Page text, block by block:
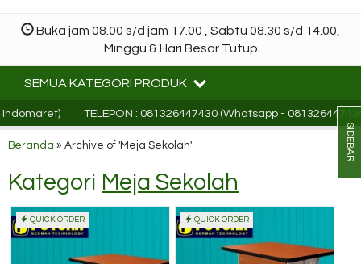
Buka jam 08.00 s/d jam 17.00 , Sabtu 08.30 s/d 14.00,
Minggu & Hari Besar Tutup
SEMUA KATEGORI PRODUK
TELEPON : 081326447430 (Whatsapp -
Beranda » Archive of 'Meja Sekolah'
Kategori Meja Sekolah
QUICK ORDER QUICK ORDER
SIDEBAR